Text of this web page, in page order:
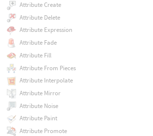
Attribute Create
Attribute Delete
Attribute Expression
Attribute Fade
Attribute Fill
Attribute From Pieces
Attribute Interpolate
Attribute Mirror
Attribute Noise
Attribute Paint
Attribute Promote